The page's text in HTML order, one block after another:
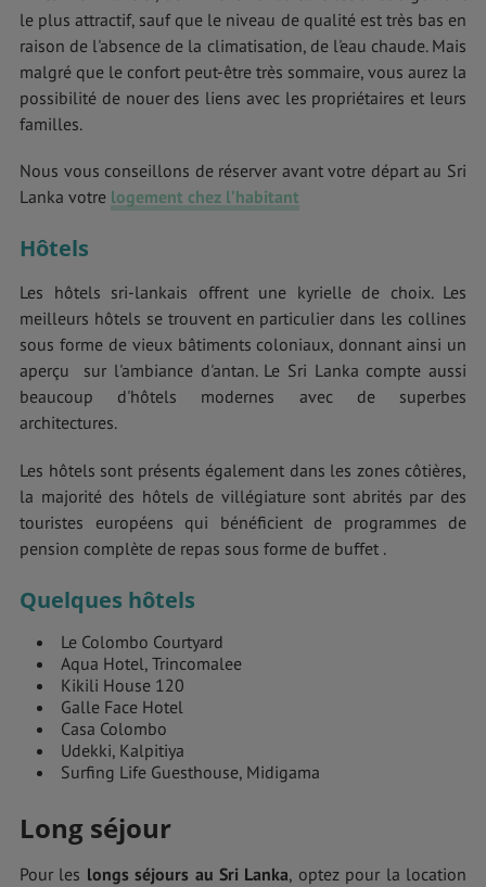
le plus attractif, sauf que le niveau de qualité est très bas en
raison de l'absence de la climatisation, de l'eau chaude. Mais
malgré que le confort peut-être très sommaire, vous aurez la
possibilité de nouer des liens avec les propriétaires et leurs
familles.
Nous vous conseillons de réserver avant votre départ au Sri
Lanka votre logement chez l’habitant
Hôtels
Les hôtels sri-lankais offrent une kyrielle de choix. Les
meilleurs hôtels se trouvent en particulier dans les collines
sous forme de vieux bâtiments coloniaux, donnant ainsi un
aperçu sur l'ambiance d'antan. Le Sri Lanka compte aussi
beaucoup d'hôtels modernes avec de superbes
architectures.
Les hôtels sont présents également dans les zones côtières,
la majorité des hôtels de villégiature sont abrités par des
touristes européens qui bénéficient de programmes de
pension complète de repas sous forme de buffet .
Quelques hôtels
Le Colombo Courtyard
Aqua Hotel, Trincomalee
Kikili House 120
Galle Face Hotel
Casa Colombo
Udekki, Kalpitiya
Surfing Life Guesthouse, Midigama
Long séjour
Pour les longs séjours au Sri Lanka, optez pour la location